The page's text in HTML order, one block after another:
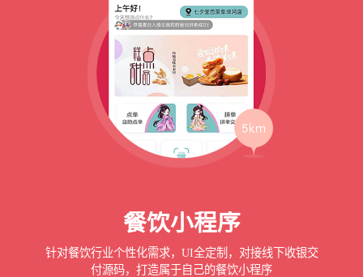
餐饮小程序
针对餐饮行业个性化需求，UI全定制，对接线下收银交
付源码，打造属于自己的餐饮小程序